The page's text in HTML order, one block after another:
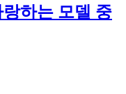
하는 모델 중